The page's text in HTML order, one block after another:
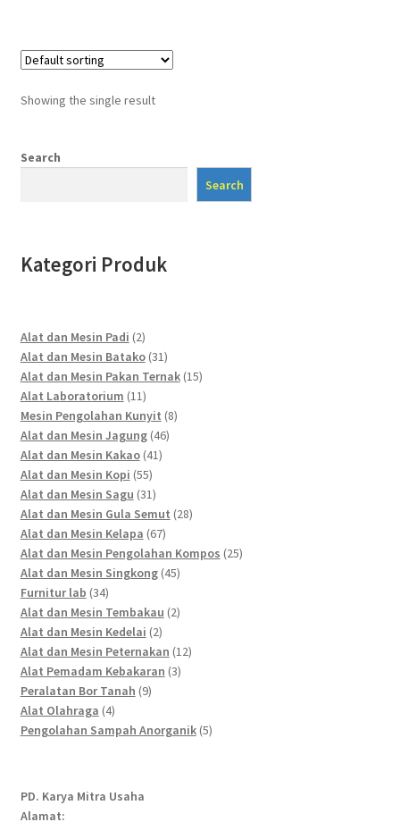
Showing the single result
Search
Search
Kategori Produk
Alat dan Mesin Padi 22
products
Alat dan Mesin Batako 3131
products
Alat dan Mesin Pakan Ternak 1515
Alat Laboratorium 1111
products
Mesin Pengolahan Kunyit 88
Alat dan Mesin Jagung 4646
Alat dan Mesin Kakao 4141
Alat dan Mesin Kopi 5555
products
Alat dan Mesin Sagu 3131
products
Alat dan Mesin Gula Semut 2828
Alat dan Mesin Kelapa 6767
products
Alat dan Mesin Pengolahan Kompos 2525
Alat dan Mesin Singkong 4545
Furnitur lab 3434
products
Alat dan Mesin Tembakau 22
Alat dan Mesin Kedelai 22
products
Alat dan Mesin Peternakan 1212
Alat Pemadam Kebakaran 33
Peralatan Bor Tanah 99
Alat Olahraga 44
products
Pengolahan Sampah Anorganik 55
PD. Karya Mitra Usaha
Alamat: